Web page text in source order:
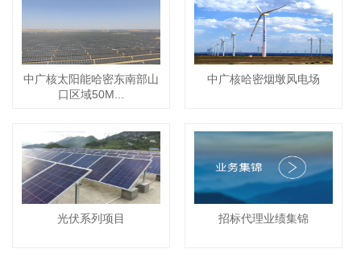
中广核太阳能哈密东南部山
口区域50M...
中广核哈密烟墩风电场
光伏系列项目 招标代理业绩集锦